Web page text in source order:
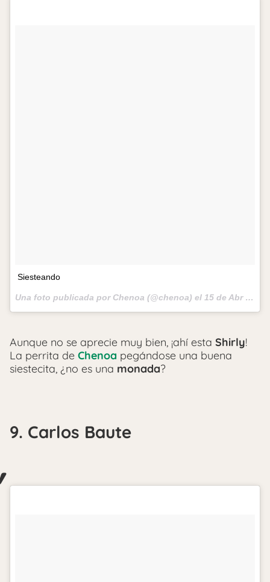
Siesteando
Una foto publicada por Chenoa (@chenoa) el 15 de Abr de 2013 a la(s) 11:15 PDT
Aunque no se aprecie muy bien, ¡ahí esta Shirly!
La perrita de Chenoa pegándose una buena
siestecita, ¿no es una monada?
9. Carlos Baute